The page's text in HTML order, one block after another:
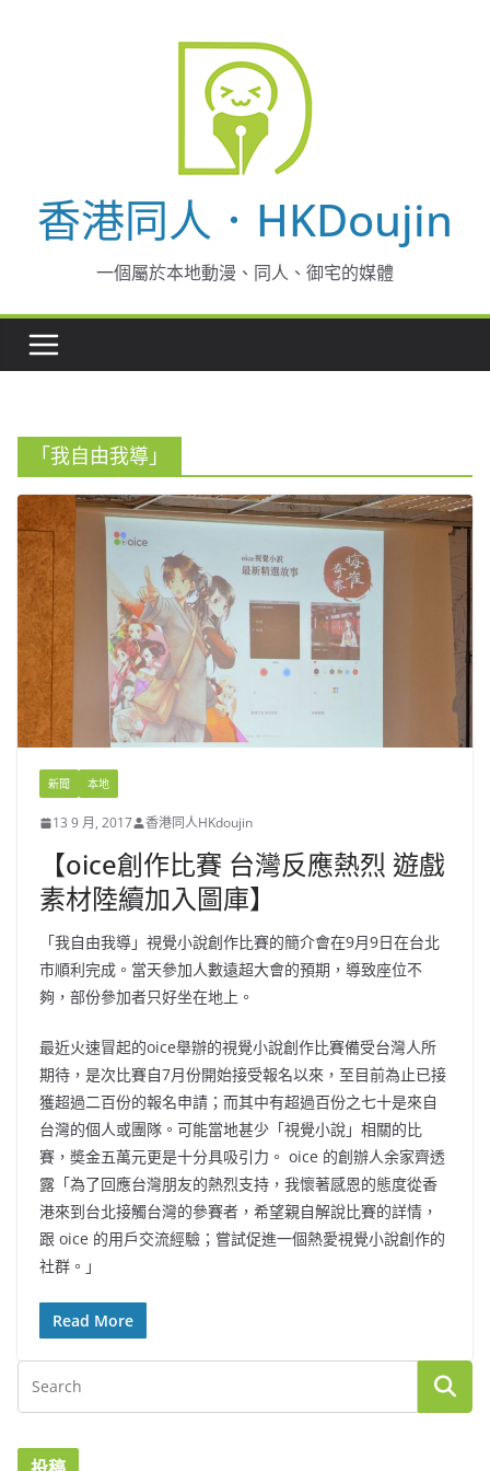
香港同人．HKDoujin
一個屬於本地動漫、同人、御宅的媒體
「我自由我導」
新聞 本地
13 9 月, 2017 香港同人HKdoujin
【oice創作比賽 台灣反應熱烈 遊戲
素材陸續加入圖庫】
「我自由我導」視覺小說創作比賽的簡介會在9月9日在台北
市順利完成。當天參加人數遠超大會的預期，導致座位不
夠，部份參加者只好坐在地上。
最近火速冒起的oice舉辦的視覺小說創作比賽備受台灣人所
期待，是次比賽自7月份開始接受報名以來，至目前為止已接
獲超過二百份的報名申請；而其中有超過百份之七十是來自
台灣的個人或團隊。可能當地甚少「視覺小說」相關的比
賽，奬金五萬元更是十分具吸引力。 oice 的創辦人余家齊透
露「為了回應台灣朋友的熱烈支持，我懷著感恩的態度從香
港來到台北接觸台灣的參賽者，希望親自解說比賽的詳情，
跟 oice 的用戶交流經驗；嘗試促進一個熱愛視覺小說創作的
社群。」
Read More